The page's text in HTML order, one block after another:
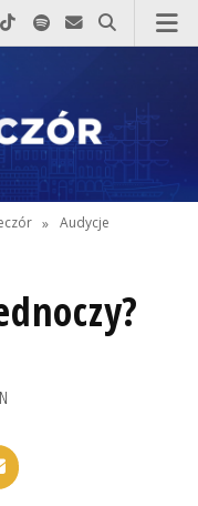
do nas zadzwoń
na Facebook-u
nas na X
Odwiedź nas na Instagram-ie
Odwiedź nas na TikTok-u
Szukaj nas na Spotify
Wyślij do nas
Szukaj
» Audycje